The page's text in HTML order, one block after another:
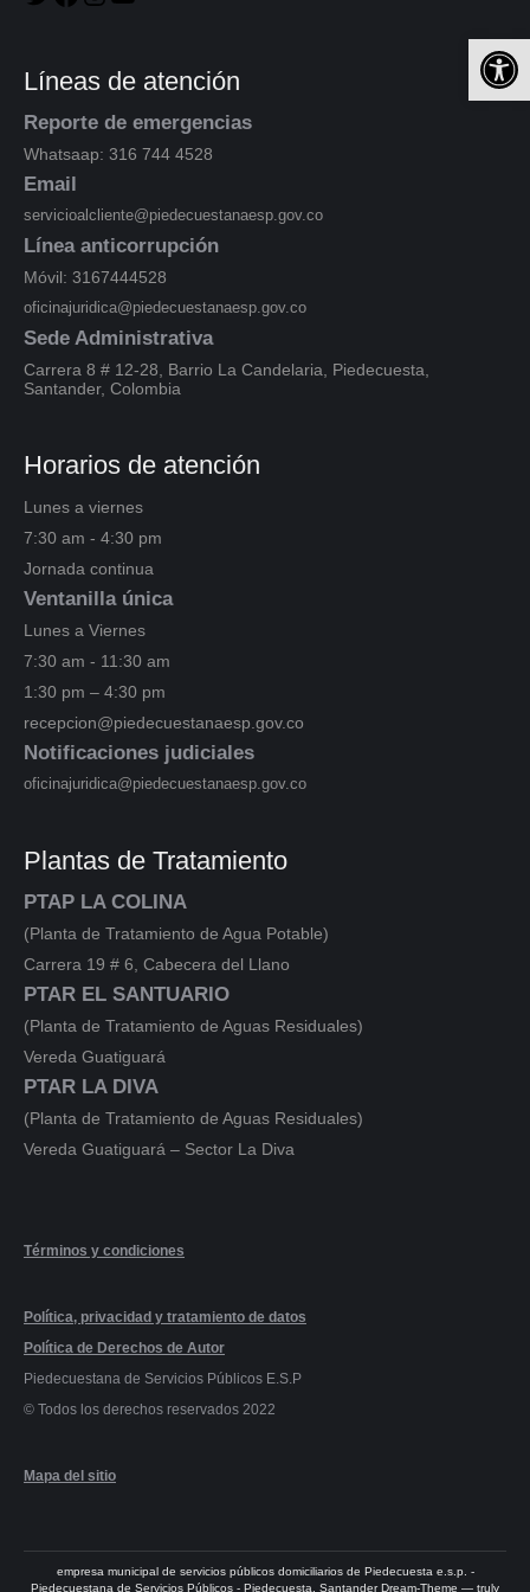
Líneas de atención
Reporte de emergencias
Whatsaap: 316 744 4528
Email
servicioalcliente@piedecuestanaesp.gov.co
Línea anticorrupción
Móvil: 3167444528
oficinajuridica@piedecuestanaesp.gov.co
Sede Administrativa
Carrera 8 # 12-28, Barrio La Candelaria, Piedecuesta,
Santander, Colombia
Horarios de atención
Lunes a viernes
7:30 am - 4:30 pm
Jornada continua
Ventanilla única
Lunes a Viernes
7:30 am - 11:30 am
1:30 pm – 4:30 pm
recepcion@piedecuestanaesp.gov.co
Notificaciones judiciales
oficinajuridica@piedecuestanaesp.gov.co
Plantas de Tratamiento
PTAP LA COLINA
(Planta de Tratamiento de Agua Potable)
Carrera 19 # 6, Cabecera del Llano
PTAR EL SANTUARIO
(Planta de Tratamiento de Aguas Residuales)
Vereda Guatiguará
PTAR LA DIVA
(Planta de Tratamiento de Aguas Residuales)
Vereda Guatiguará – Sector La Diva
Términos y condiciones
Política, privacidad y tratamiento de datos
Política de Derechos de Autor
Piedecuestana de Servicios Públicos E.S.P
© Todos los derechos reservados 2022
Mapa del sitio
empresa municipal de servicios públicos domiciliarios de Piedecuesta e.s.p. -
Piedecuestana de Servicios Públicos - Piedecuesta, Santander Dream-Theme — truly